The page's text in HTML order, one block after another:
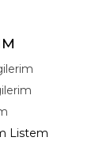
Listem